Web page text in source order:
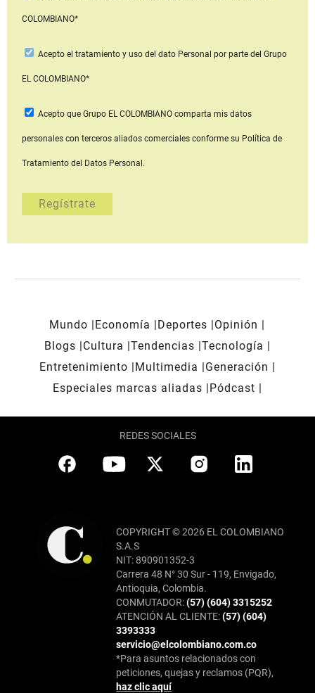
COLOMBIANO*
Acepto el tratamiento y uso del dato Personal por parte del Grupo
EL COLOMBIANO*
Acepto que Grupo EL COLOMBIANOcomparta mis datos
personales con terceros aliados comerciales conforme su Política de
Tratamiento del Datos Personal.
Mundo Economía Deportes
Opinión
Blogs
Cultura Tendencias Tecnología
Entretenimiento
Multimedia
Generación
Especiales marcas aliadas
Pódcast
REDES SOCIALES
COPYRIGHT © 2026 EL COLOMBIANO
S.A.S
NIT: 890901352-3
Carrera 48 N° 30 Sur - 119, Envigado,
Antioquia, Colombia.
CONMUTADOR:(57) (604) 3315252
ATENCIÓN AL CLIENTE:(57) (604)
3393333
servicio@elcolombiano.com.co
*Para asuntos relacionados con
peticiones, quejas y reclamos (PQR),
haz clic aquí